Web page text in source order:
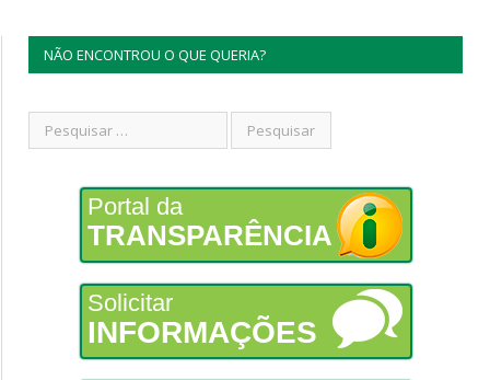
NÃO ENCONTROU O QUE QUERIA?
Portal da
TRANSPARÊNCIA
Solicitar
INFORMAÇÕES